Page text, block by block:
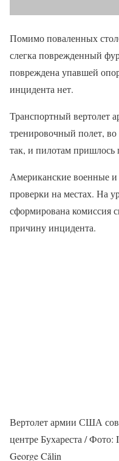
Помимо поваленных
слегка поврежденный
повреждена упавшей
инцидента нет.
Транспортный
тренировочный полет,
так, и пилотам пришлось
Американские военные
проверки на местах. На
сформирована комиссия
причину инцидента.
Вертолет армии США
центре Бухареста / Фото:
George Călin